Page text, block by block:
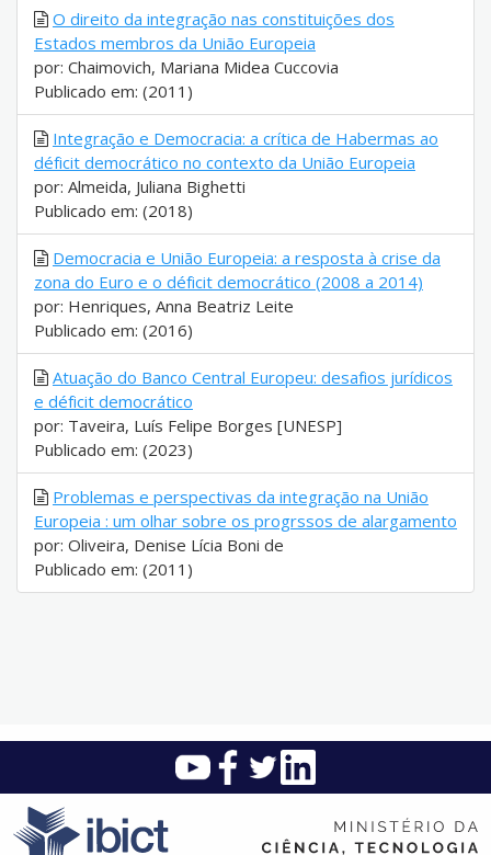
O direito da integração nas constituições dos
Estados membros da União Europeia
por: Chaimovich, Mariana Midea Cuccovia
Publicado em: (2011)
Integração e Democracia: a crítica de Habermas ao
déficit democrático no contexto da União Europeia
por: Almeida, Juliana Bighetti
Publicado em: (2018)
Democracia e União Europeia: a resposta à crise da
zona do Euro e o déficit democrático (2008 a 2014)
por: Henriques, Anna Beatriz Leite
Publicado em: (2016)
Atuação do Banco Central Europeu: desafios jurídicos
e déficit democrático
por: Taveira, Luís Felipe Borges [UNESP]
Publicado em: (2023)
Problemas e perspectivas da integração na União
Europeia : um olhar sobre os progrssos de alargamento
por: Oliveira, Denise Lícia Boni de
Publicado em: (2011)